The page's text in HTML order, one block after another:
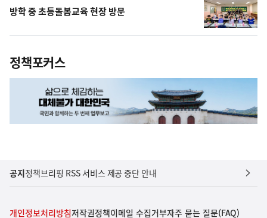
방학 중 초등돌봄교육 현장 방문
정책포커스
공지정책브리핑 RSS 서비스 제공 중단 안내
개인정보처리방침저작권정책이메일 수집거부자주 묻는 질문(FAQ)